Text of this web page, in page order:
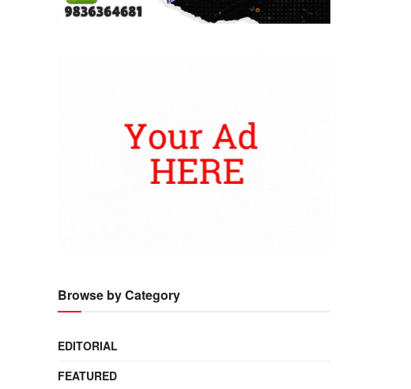
Browse by Category
EDITORIAL
FEATURED